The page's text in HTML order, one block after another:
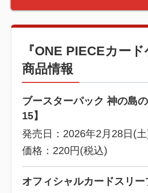
『ONE PIECEカード
商品情報
ブースターパック 神の島
15】
発売日：2026年2月28日(
価格：220円(税込)
オフィシャルカードスリー